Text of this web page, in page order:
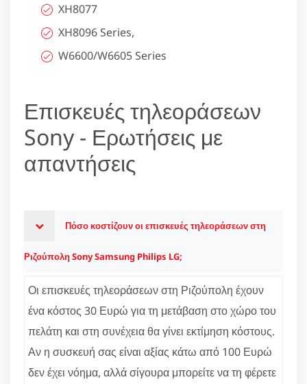
XH8077
XH8096 Series,
W6600/W6605 Series
Επισκευές τηλεοράσεων
Sony - Ερωτήσεις με
απαντήσεις
Πόσο κοστίζουν οι επισκευές τηλεοράσεων στη
Ριζούπολη Sony Samsung Philips LG;
Οι επισκευές τηλεοράσεων στη Ριζούπολη έχουν
ένα κόστος 30 Ευρώ για τη μετάβαση στο χώρο του
πελάτη και στη συνέχεια θα γίνει εκτίμηση κόστους.
Αν η συσκευή σας είναι αξίας κάτω από 100 Ευρώ
δεν έχει νόημα, αλλά σίγουρα μπορείτε να τη φέρετε